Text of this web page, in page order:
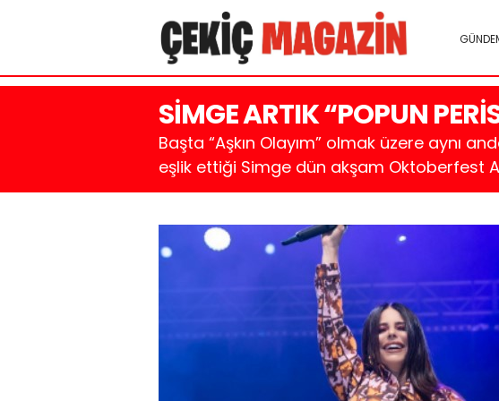
SİMGE ARTIK “POPUN
Başta “Aşkın Olayım” olmak üzere aynı
eşlik ettiği Simge dün akşam Oktoberfest